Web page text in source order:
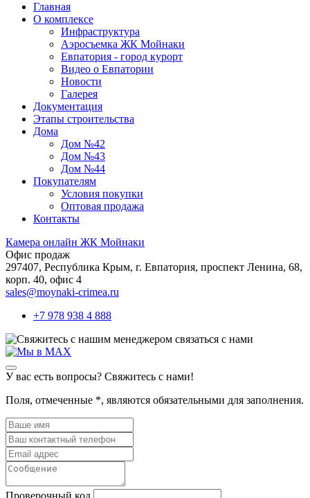
Главная
О комплексе
Инфраструктура
Аэросъемка ЖК Мойнаки
Евпатория - город курорт
Видео о Евпатории
Новости
Галерея
Документация
Этапы строительства
Дома
Дом №42
Дом №43
Дом №44
Покупателям
Условия покупки
Оптовая продажа
Контакты
Камера онлайн ЖК Мойнаки
Офис продаж
297407, Республика Крым, г. Евпатория, проспект Ленина, 68,
корп. 40, офис 4
sales@moynaki-crimea.ru
+7 978 938 4 888
связаться с нами
У вас есть вопросы? Свяжитесь с нами!
Поля, отмеченные *, являются обязательными для заполнения.